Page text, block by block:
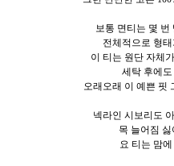
보통 면티는 몇 번
전체적으로 형
이 티는 원단 자체
세탁 후에
오래오래 이 예쁜 핏
넥라인 시보리도
목 늘어짐
요 티는 맘